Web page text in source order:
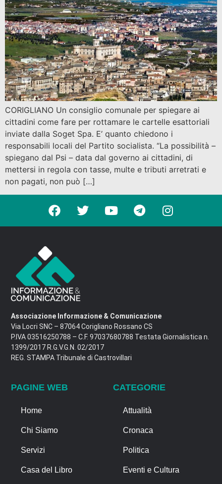
CORIGLIANO Un consiglio comunale per spiegare ai
cittadini come fare per rottamare le cartelle esattoriali
inviate dalla Soget Spa. E’ quanto chiedono i
responsabili locali del Partito socialista. “La possibilità –
spiegano dal Psi – data dal governo ai cittadini, di
mettersi in regola con tasse, multe e tributi arretrati e
non pagati, non può […]
Associazione Informazione & Comunicazione
Via Locri SNC – 87064 Corigliano Rossano CS
P.IVA 03516250788 – C.F. 97037680788 Testata Giornalistica n.
1399/2017 R.G.V.G.N. 02/2017
REG. STAMPA Tribunale di Castrovillari
PAGINE WEB
Home
Chi Siamo
Servizi
Casa del Libro
CATEGORIE
Attualità
Cronaca
Politica
Eventi e Cultura